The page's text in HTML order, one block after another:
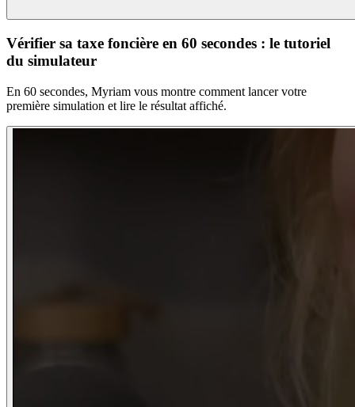
Vérifier sa taxe foncière en 60 secondes : le tutoriel
du simulateur
En 60 secondes, Myriam vous montre comment lancer votre
première simulation et lire le résultat affiché.